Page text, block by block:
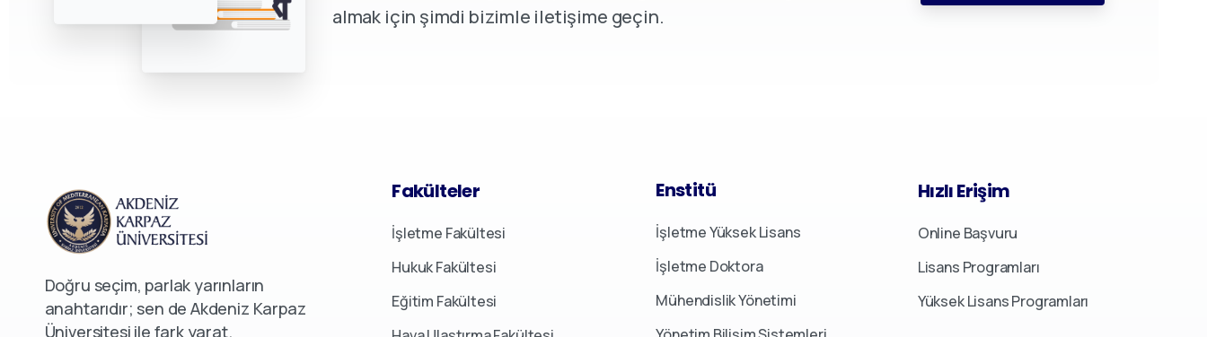
almak için şimdi bizimle iletişime geçin.
Doğru seçim, parlak yarınların
anahtarıdır; sen de Akdeniz Karpaz
Üniversitesi ile fark yarat.
Fakülteler
İşletme Fakültesi
Hukuk Fakültesi
Eğitim Fakültesi
Enstitü
İşletme Yüksek Lisans
İşletme Doktora
Mühendislik Yönetimi
HızlıErişim
Online Başvuru
Lisans Programları
Yüksek Lisans Programları